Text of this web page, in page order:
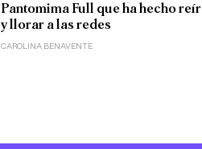
Pantomima Full que ha hecho reír
y llorar a las redes
CAROLINA BENAVENTE